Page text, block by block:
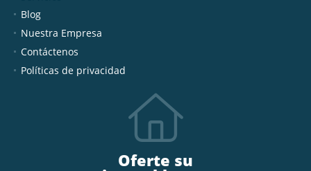
Blog
Nuestra Empresa
Contáctenos
Políticas de privacidad
Oferte su